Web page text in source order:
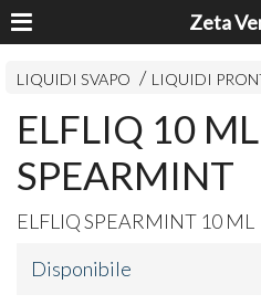
Zeta
LIQUIDI SVAPO LIQUIDI
ELFLIQ 10 ML
SPEARMINT
ELFLIQ SPEARMINT 10 ML
Disponibile